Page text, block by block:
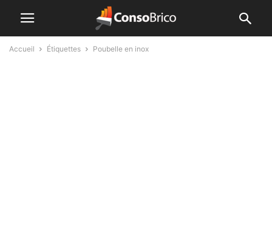
Accueil Étiquettes Poubelle en inox